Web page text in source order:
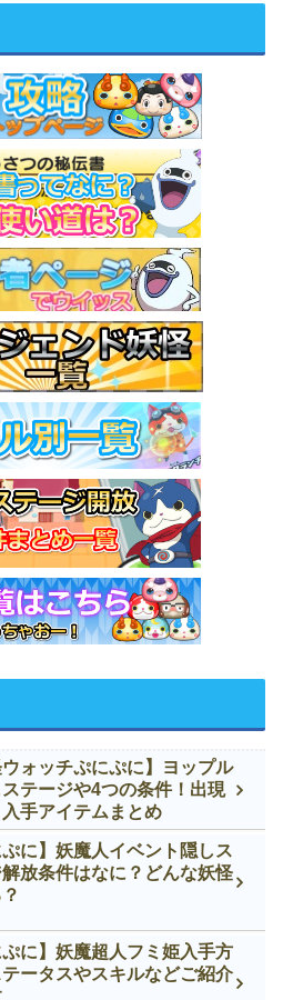
ウォッチぷにぷに】ヨップル
テージや4つの条件！出現
手アイテムまとめ
ぷに】妖魔人イベント隠しス
放条件はなに？どんな妖怪
ぷに】妖魔超人フミ姫入手方
ータスやスキルなどご紹介